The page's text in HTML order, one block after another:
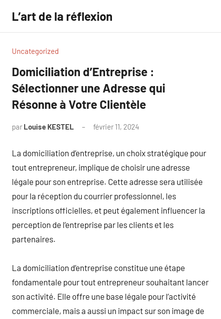
contenu
L’art de la réflexion
Uncategorized
Domiciliation d’Entreprise :
Sélectionner une Adresse qui
Résonne à Votre Clientèle
par Louise KESTEL février 11, 2024
La domiciliation d’entreprise, un choix stratégique pour
tout entrepreneur, implique de choisir une adresse
légale pour son entreprise. Cette adresse sera utilisée
pour la réception du courrier professionnel, les
inscriptions officielles, et peut également influencer la
perception de l’entreprise par les clients et les
partenaires.
La domiciliation d’entreprise constitue une étape
fondamentale pour tout entrepreneur souhaitant lancer
son activité. Elle offre une base légale pour l’activité
commerciale, mais a aussi un impact sur son image de